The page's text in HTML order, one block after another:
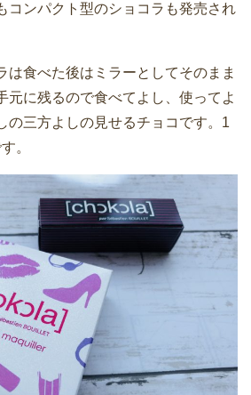
コンパクト型のショコラも発売され
は食べた後はミラーとしてそのまま
元に残るので食べてよし、使ってよ
の三方よしの見せるチョコです。1
。